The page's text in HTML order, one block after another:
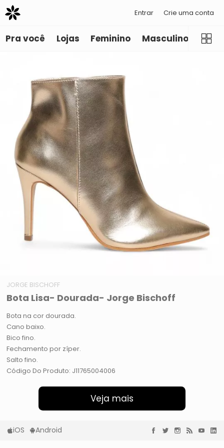
Entrar Crie uma conta
Pra você Lojas Feminino Masculino
JORGE BISCHOFF
Bota Lisa- Dourada- Jorge Bischoff
Bota na cor dourada.
Cano baixo.
Bico fino.
Fechamento por zíper.
Salto fino.
Código Do Produto: J11765004006
Veja mais
iOS Android